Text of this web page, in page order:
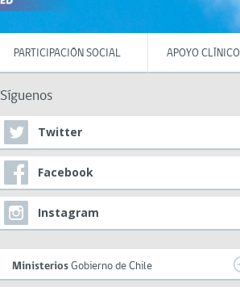
PARTICIPACIÓN SOCIAL APOYO CLÍNICO
Síguenos
Twitter
Facebook
Instagram
Ministerios Gobierno de Chile